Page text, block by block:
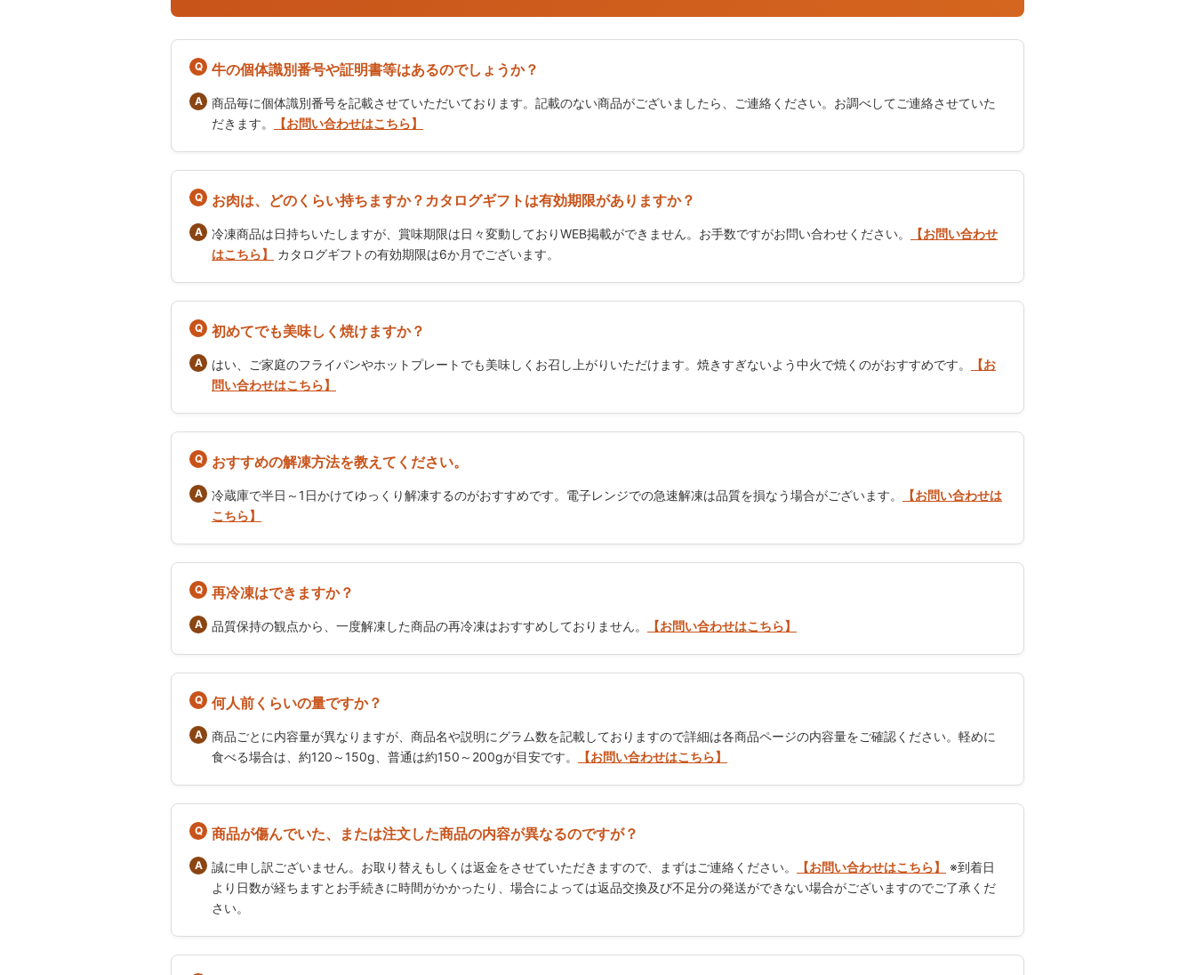
牛の個体識別番号や証明書等はあるのでしょうか？
商品毎に個体識別番号を記載させていただいております。記載のない商品がございましたら、ご連絡ください。お調べしてご連絡させていた
だきます。
【お問い合わせはこちら】
お肉は、どのくらい持ちますか？カタログギフトは有効期限がありますか？
冷凍商品は日持ちいたしますが、賞味期限は日々変動しておりWEB掲載ができません。お手数ですがお問い合わせください。
【お問い合わせ
はこちら】
カタログギフトの有効期限は6か月でございます。
初めてでも美味しく焼けますか？
はい、ご家庭のフライパンやホットプレートでも美味しくお召し上がりいただけます。焼きすぎないよう中火で焼くのがおすすめです。
【お
問い合わせはこちら】
おすすめの解凍方法を教えてください。
冷蔵庫で半日～1日かけてゆっくり解凍するのがおすすめです。電子レンジでの急速解凍は品質を損なう場合がございます。
【お問い合わせは
こちら】
再冷凍はできますか？
品質保持の観点から、一度解凍した商品の再冷凍はおすすめしておりません。 【お問い合わせはこちら】
何人前くらいの量ですか？
商品ごとに内容量が異なりますが、商品名や説明にグラム数を記載しておりますので詳細は各商品ページの内容量をご確認ください。軽めに
食べる場合は、約120～150g、普通は約150～200gが目安です。
【お問い合わせはこちら】
商品が傷んでいた、または注文した商品の内容が異なるのですが？
誠に申し訳ございません。お取り替えもしくは返金をさせていただきますので、まずはご連絡ください。 【お問い合わせはこちら】
※到着日
より日数が経ちますとお手続きに時間がかかったり、場合によっては返品交換及び不足分の発送ができない場合がございますのでご了承くだ
さい。